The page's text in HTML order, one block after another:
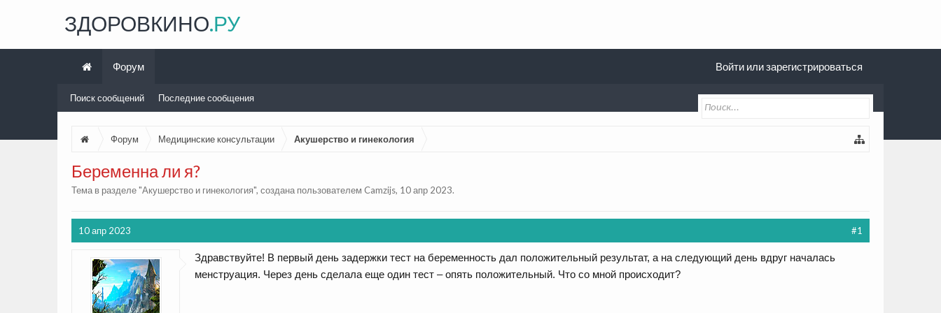
Форум Медицинские консультации Акушерство и гинекология
Беременна ли я?
Тема в разделе "Акушерство и гинекология", создана пользователем Camzijs, 10 апр 2023.
10 апр 2023 #1
Здравствуйте! В первый день задержки тест на беременность дал положительный результат, а на следующий день вдруг началась
менструация. Через день сделала еще один тест – опять положительный. Что со мной происходит?
ЗДОРОВКИНО.РУ
Форум
Поиск сообщений Последние сообщения
Войти или зарегистрироваться